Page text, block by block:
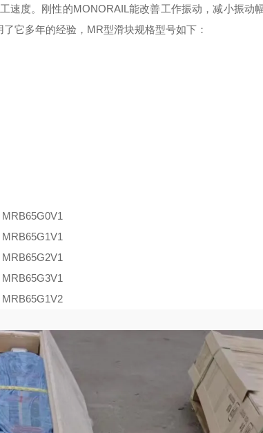
速度。刚性的MONORAIL 能改善工作振动，减小振动
它多年的经验，MR型滑块规格型号如下：
MRB65G1V2